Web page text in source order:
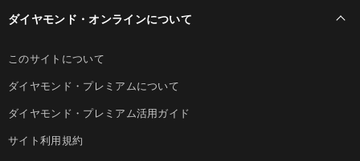
ダイヤモンド・オンラインについて
このサイトについて
ダイヤモンド・プレミアムについて
ダイヤモンド・プレミアム活用ガイド
サイト利用規約